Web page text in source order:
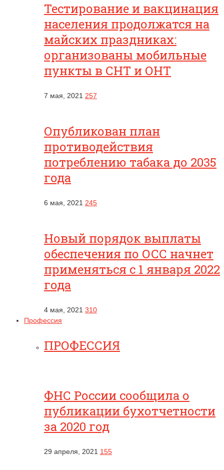
Тестирование и вакцинация
населения продолжатся на
майских праздниках:
организованы мобильные
пункты в СНТ и ОНТ
7 мая, 2021 257
Опубликован план
противодействия
потреблению табака до 2035
года
6 мая, 2021 245
Новый порядок выплаты
обеспечения по ОСС начнет
применяться с 1 января 2022
года
4 мая, 2021 310
Профессия
ПРОФЕССИЯ
ФНС России сообщила о
публикации бухотчетности
за 2020 год
29 апреля, 2021 155